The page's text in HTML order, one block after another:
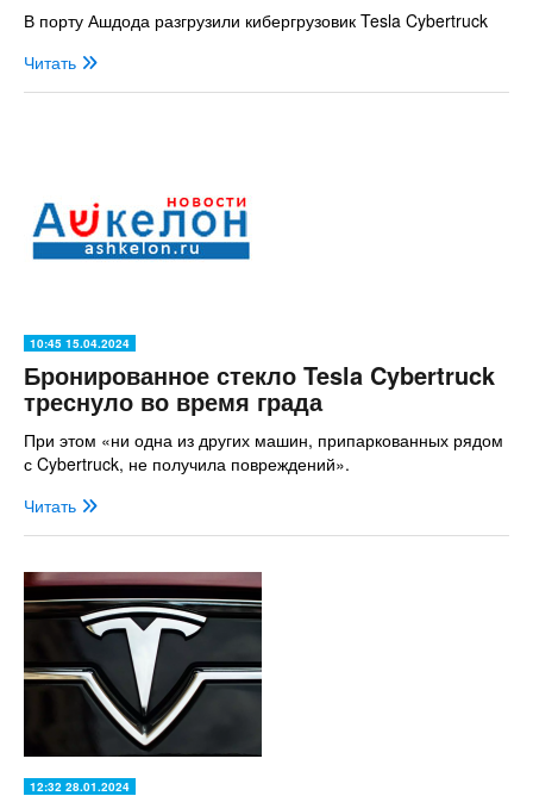
В порту Ашдода разгрузили кибергрузовик Tesla Cybertruck
Читать
10:45 15.04.2024
Бронированное стекло Tesla Cybertruck
треснуло во время града
При этом «ни одна из других машин, припаркованных рядом
с Cybertruck, не получила повреждений».
Читать
12:32 28.01.2024